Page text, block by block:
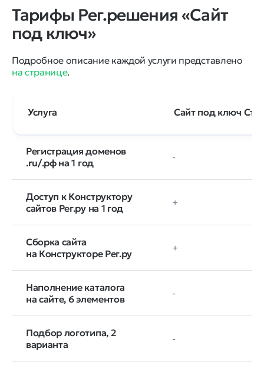
Тарифы Рег.решения «Сайт
под ключ»
Подробное описание каждой услуги представлено
на странице.
Услуга Сайт под ключ
Регистрация доменов
.ru/.рф на 1 год
-
Доступ к Конструктору
сайтов Рег.ру на 1 год
+
Сборка сайта
на Конструкторе Рег.ру
+
Наполнение каталога
на сайте, 6 элементов
-
Подбор логотипа, 2
варианта
-